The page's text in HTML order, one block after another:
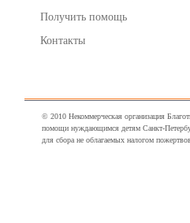
Получить помощь
Контакты
© 2010 Некоммерческая организация
помощи нуждающимся детям Санкт-
для сбора не облагаемых налогом